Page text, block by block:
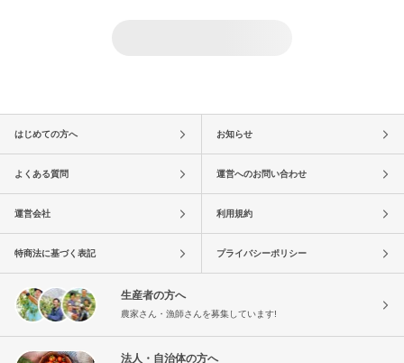
はじめての方へ お知らせ
よくある質問 運営へのお問い合わせ
運営会社 利用規約
特商法に基づく表記 プライバシーポリシー
生産者の方へ
農家さん・漁師さんを募集しています!
法人・自治体の方へ